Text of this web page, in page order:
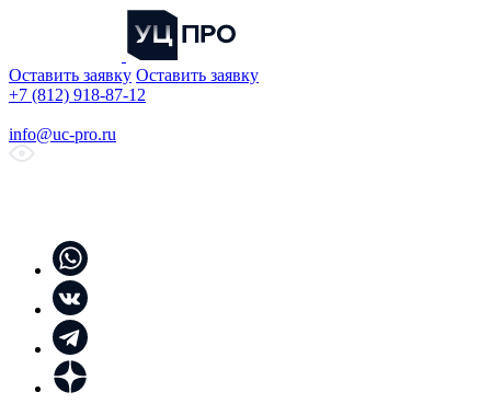
Оставить заявку Оставить заявку
+7 (812) 918-87-12
info@uc-pro.ru